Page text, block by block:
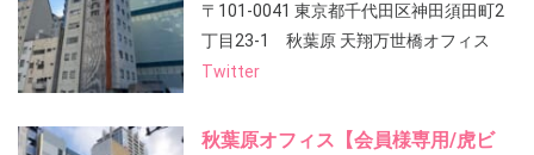
〒101-0041 東京都千代田区神田須田町2
丁目23-1 秋葉原 天翔万世橋オフィス
Twitter
秋葉原オフィス【会員様専用/虎ビ